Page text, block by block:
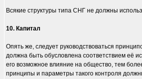
Всякие структуры типа СНГ не должны
10. Капитал
Опять же, следует руководствоваться
должна быть обусловлена соответствием её
его возможное влияние на общество, тем
принципы и параметры такого контроля